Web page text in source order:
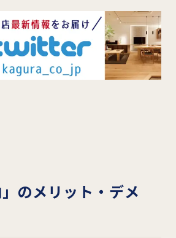
」のメリット・デメ